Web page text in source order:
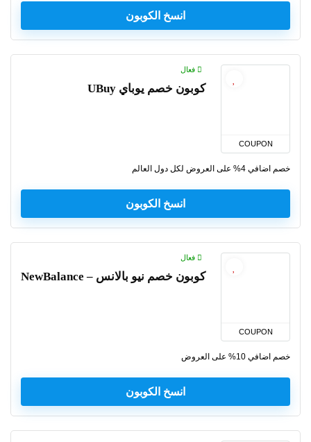
انسخ الكوبون
COUPON
فعال
كوبون خصم يوباي UBuy
خصم اضافي 4% على العروض لكل دول العالم
انسخ الكوبون
COUPON
فعال
كوبون خصم نيو بالانس – NewBalance
خصم اضافي 10% على العروض
انسخ الكوبون